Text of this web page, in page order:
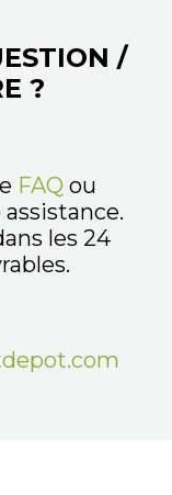
/
?
FAQ ou
les 24